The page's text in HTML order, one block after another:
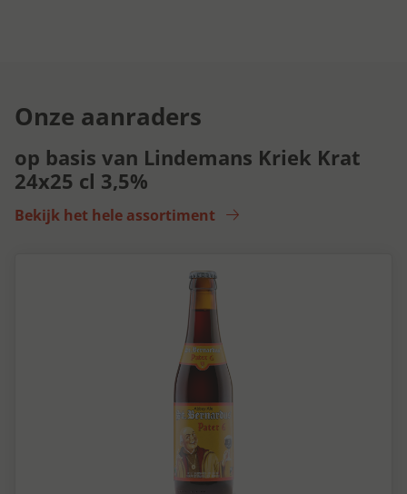
Onze aanraders
op basis van Lindemans Kriek Krat
24x25 cl 3,5%
Bekijk het hele assortiment